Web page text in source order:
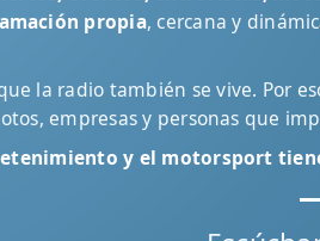
propia, cercana y
la radio también se vive. Por
empresas y personas que
y el motorsport